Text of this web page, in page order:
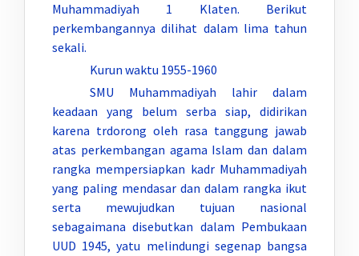
Muhammadiyah 1 Klaten. Berikut
perkembangannya dilihat dalam lima tahun
sekali.
Kurun waktu 1955-1960
SMU Muhammadiyah lahir dalam
keadaan yang belum serba siap, didirikan
karena trdorong oleh rasa tanggung jawab
atas perkembangan agama Islam dan dalam
rangka mempersiapkan kadr Muhammadiyah
yang paling mendasar dan dalam rangka ikut
serta mewujudkan tujuan nasional
sebagaimana disebutkan dalam Pembukaan
UUD 1945, yatu melindungi segenap bangsa